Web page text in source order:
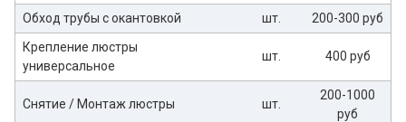
Обход трубы с окантовкой шт.
200-300 руб
Крепление люстры
универсальное
шт. 400 руб
Снятие / Монтаж люстры шт.
200-1000
руб